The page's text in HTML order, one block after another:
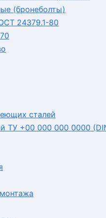
(бронеболты)
24379.1-80
сталей
ТУ +00 000 000 0000